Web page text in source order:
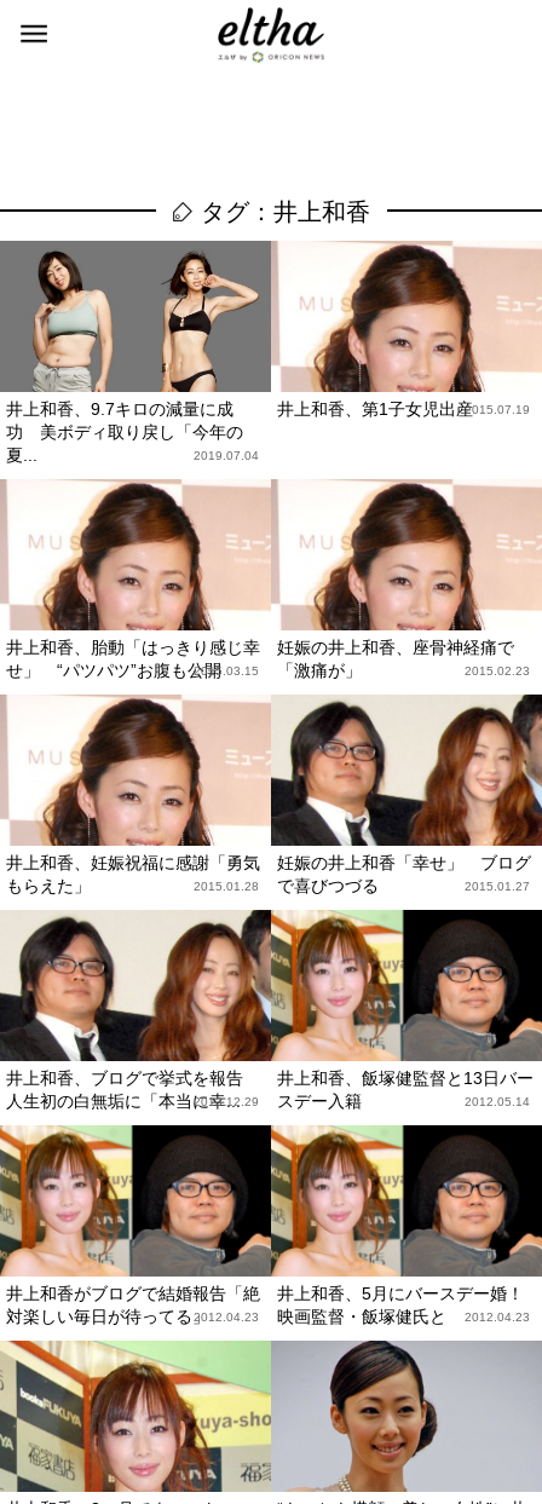
タグ：井上和香
井上和香、9.7キロの減量に成
功 美ボディ取り戻し「今年の
夏...
2019.07.04
井上和香、第1子女児出産2015.07.19
井上和香、胎動「はっきり感じ幸
せ」 “パツパツ”お腹も公開2015.03.15
妊娠の井上和香、座骨神経痛で
「激痛が」
2015.02.23
井上和香、妊娠祝福に感謝「勇気
もらえた」
2015.01.28
妊娠の井上和香「幸せ」 ブログ
で喜びつづる
2015.01.27
井上和香、ブログで挙式を報告
人生初の白無垢に「本当に幸...
2013.12.29
井上和香、飯塚健監督と13日バー
スデー入籍
2012.05.14
井上和香がブログで結婚報告「絶
対楽しい毎日が待ってる」2012.04.23
井上和香、5月にバースデー婚！
映画監督・飯塚健氏と
2012.04.23